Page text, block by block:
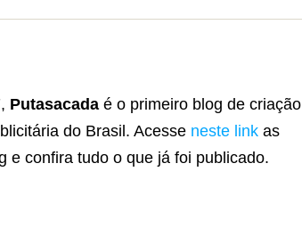
Putasacada é o primeiro blog de criação
do Brasil. Acesse neste link as
e confira tudo o que já foi publicado.